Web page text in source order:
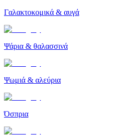
Γαλακτοκομικά & αυγά
Ψάρια & θαλασσινά
Ψωμιά & αλεύρια
Όσπρια